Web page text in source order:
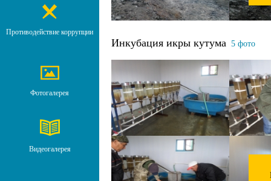
Противодействие коррупции
Фотогалерея
Видеогалерея
Инкубация икры кутума 5 фото